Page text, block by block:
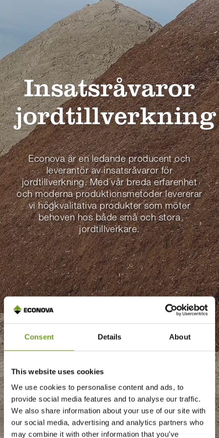
Consent Details About
This website uses cookies
We use cookies to personalise content and ads, to
provide social media features and to analyse our traffic.
We also share information about your use of our site with
our social media, advertising and analytics partners who
may combine it with other information that you’ve
Insatsråvaror
jordtillverkning
Econova är en ledande producent och
leverantör av insatsråvaror för
jordtillverkning. Med vår breda erfarenhet
och moderna produktionsmetoder levererar
vi högkvalitativa produkter som möter
behoven hos både små och stora
jordtillverkare.